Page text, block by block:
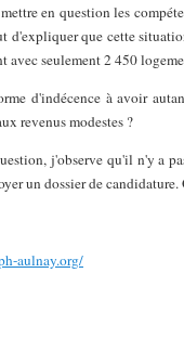
en question les
d'expliquer que cette
avec seulement 2 450
d'indécence à avoir
revenus modestes ?
j'observe qu'il n'y a
un dossier de
aulnay.org/